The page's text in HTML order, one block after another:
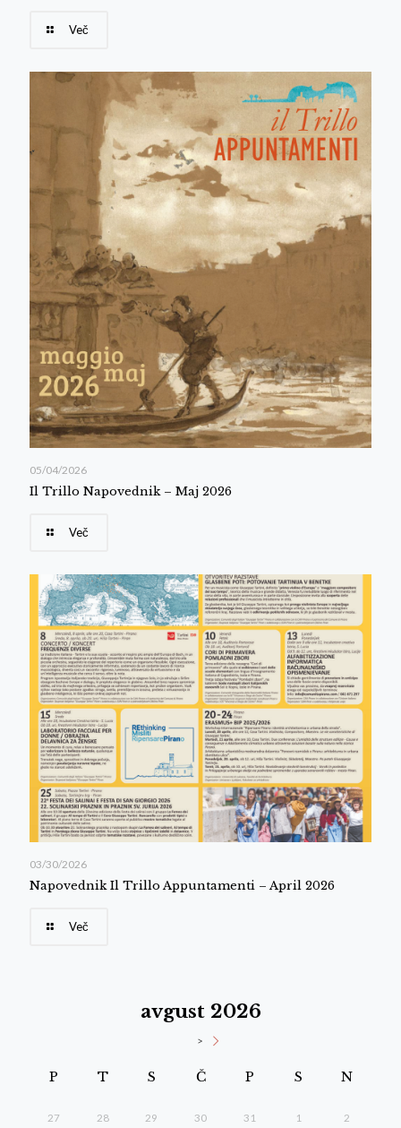
Več
05/04/2026
Il Trillo Napovednik – Maj 2026
Več
03/30/2026
Napovednik Il Trillo Appuntamenti – April 2026
Več
avgust 2026
>
P T S Č P S N
27 28 29 30 31 1 2